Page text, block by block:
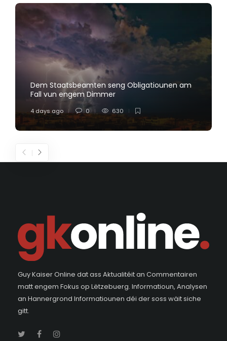
Dem Staatsbeamten seng Obligatiounen am
Fall vun engem Dimmer
4 days ago 0 630
Guy Kaiser Online dat ass Aktualitéit an Commentairen
matt engem Fokus op Lëtzebuerg. Informatioun, Analysen
an Hannergrond Informatiounen déi der soss wäit siche
gitt.